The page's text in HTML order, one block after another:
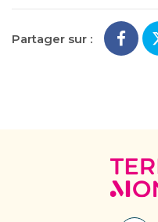
Partager sur :